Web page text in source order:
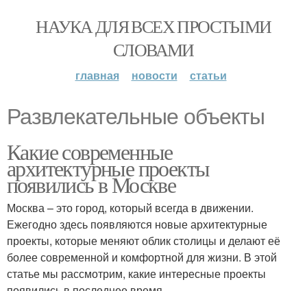
НАУКА ДЛЯ ВСЕХ ПРОСТЫМИ
СЛОВАМИ
главная новости статьи
Развлекательные объекты
Какие современные
архитектурные проекты
появились в Москве
Москва – это город, который всегда в движении.
Ежегодно здесь появляются новые архитектурные
проекты, которые меняют облик столицы и делают её
более современной и комфортной для жизни. В этой
статье мы рассмотрим, какие интересные проекты